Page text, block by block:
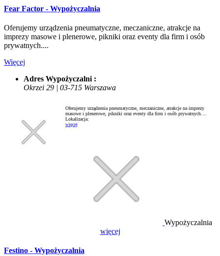
Fear Factor - Wypożyczalnia
Oferujemy urządzenia pneumatyczne, meczaniczne, atrakcje na
imprezy masowe i plenerowe, pikniki oraz eventy dla firm i osób
prywatnych....
Więcej
Adres Wypożyczalni :
Okrzei 29 | 03-715 Warszawa
Oferujemy urządzenia pneumatyczne, meczaniczne, atrakcje na imprezy
masowe i plenerowe, pikniki oraz eventy dla firm i osób prywatnych....
Lokalizacja:
więcej
Wypożyczalnia
więcej
Festino - Wypożyczalnia